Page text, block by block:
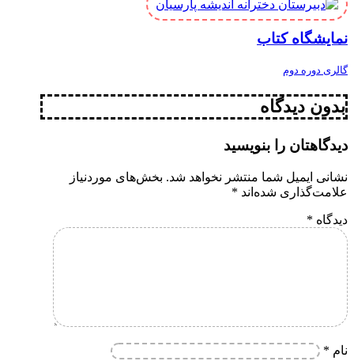
نمایشگاه کتاب
گالری دوره دوم
بدون دیدگاه
دیدگاهتان را بنویسید
نشانی ایمیل شما منتشر نخواهد شد. بخش‌های موردنیاز
علامت‌گذاری شده‌اند *
دیدگاه *
نام *